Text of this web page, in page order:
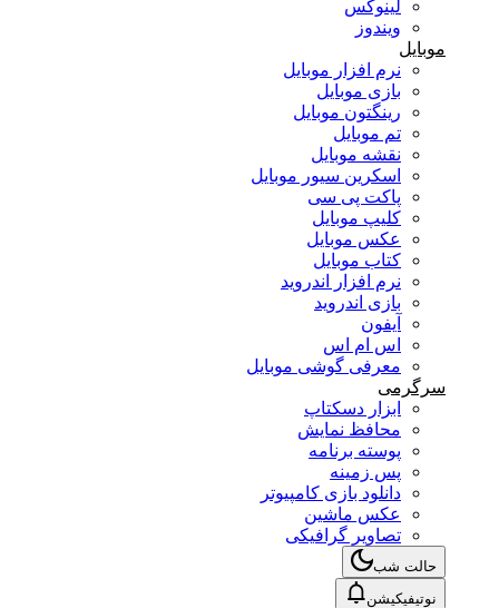
لینوکس
ویندوز
موبایل
نرم افزار موبایل
بازی موبایل
رینگتون موبایل
تم موبایل
نقشه موبایل
اسکرین سیور موبایل
پاکت پی سی
کلیپ موبایل
عکس موبایل
کتاب موبایل
نرم افزار اندروید
بازی اندروید
آیفون
اس ام اس
معرفی گوشی موبایل
سرگرمی
ابزار دسکتاپ
محافظ نمایش
پوسته برنامه
پس زمینه
دانلود بازی کامپیوتر
عکس ماشین
تصاویر گرافیکی
حالت شب
نوتیفیکیشن